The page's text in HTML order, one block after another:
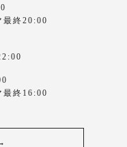
最終20:00
最終16:00